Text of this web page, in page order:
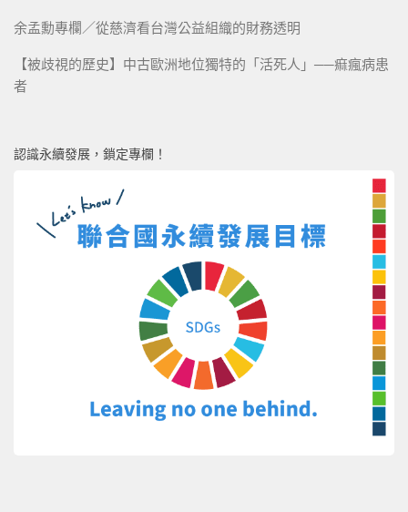
余孟勳專欄／從慈濟看台灣公益組織的財務透明
【被歧視的歷史】中古歐洲地位獨特的「活死人」──痲瘋病患
者
認識永續發展，鎖定專欄！